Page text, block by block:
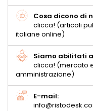
Cosa dicono di
clicca! (articoli
italiane online)
Siamo abilitati
clicca! (mercato
amministrazione)
E-mail: